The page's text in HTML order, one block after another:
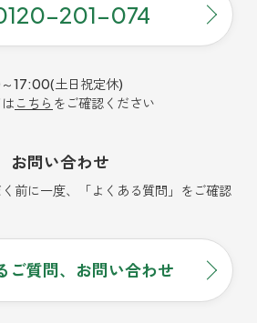
201-074
17:00(土日祝定休)
こちら をご確認ください
お問い合わせ
前に一度、「よくある質問」をご確認
ご質問、お問い合わせ